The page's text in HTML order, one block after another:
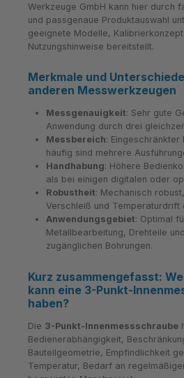
Werkzeuge GmbH kann hier durch
und passgenaue Produktauswahl
geeignete Modelle,
Nutzungshinweise bereitstellt.
Merkmale und
anderen Messwerkzeugen
Messgenauigkeit: Sehr gute
Anwendung durch drei
Messbereich:
häufig sind mehrere
Handhabung: Höhere
als bei einigen digitalen oder
Robustheit: Mechanisch
Verschleiß und Temperaturdrift
Anwendungsgebiet: Optimal
Metallbearbeitung, Drehteile
zugänglichen Bohrungen.
Kurz zusammengefasst:
kann eine 3-Punkt-
haben?
Die 3-Punkt-Innenmessschraube
Bedienerabhängigkeit,
Bauteilgeometrie, Empfindlichkeit
Temperatur, Bedarf an